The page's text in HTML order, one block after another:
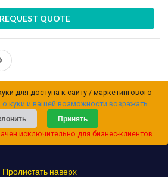
REQUEST QUOTE
для доступа к сайту / маркетингового
куки и вашей возможности возражать
Принять
исключительно для бизнес-клиентов
Пролистать наверх